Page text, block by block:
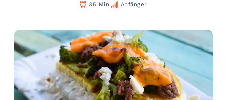
35 Min. Anfänger